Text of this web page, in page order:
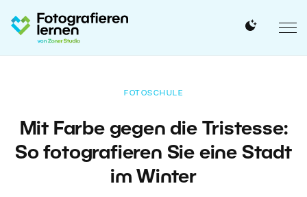
FOTOSCHULE
Mit Farbe gegen die Tristesse:
So fotografieren Sie eine Stadt
im Winter